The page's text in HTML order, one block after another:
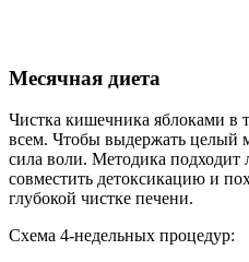
Месячная диета
Чистка кишечника яблоками в
всем. Чтобы выдержать целый
сила воли. Методика подходит
совместить детоксикацию и
глубокой чистке печени.
Схема 4-недельных процедур: